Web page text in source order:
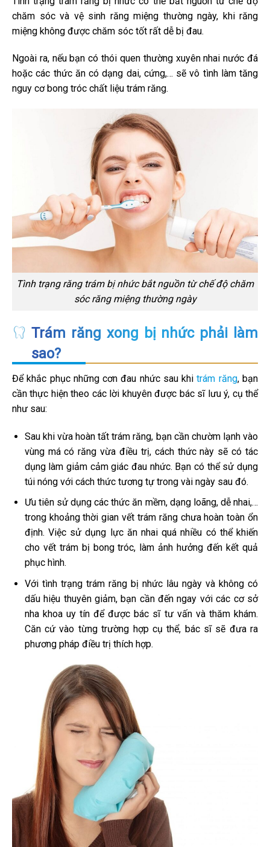
chăm sóc và vệ sinh răng miệng thường ngày, khi răng
miệng không được chăm sóc tốt rất dễ bị đau.
Ngoài ra, nếu bạn có thói quen thường xuyên nhai nước đá
hoặc các thức ăn có dạng dai, cứng,… sẽ vô tình làm tăng
nguy cơ bong tróc chất liệu trám răng.
Tình trạng răng trám bị nhức bắt nguồn từ chế độ chăm
sóc răng miệng thường ngày
Trám răng xong bị nhức phải làm
sao?
Để khắc phục những cơn đau nhức sau khitrám răng, bạn
cần thực hiện theo các lời khuyên được bác sĩ lưu ý, cụ thể
như sau:
Sau khi vừa hoàn tất trám răng, bạn cần chườm lạnh vào
vùng má có răng vừa điều trị, cách thức này sẽ có tác
dụng làm giảm cảm giác đau nhức. Bạn có thể sử dụng
túi nóng với cách thức tương tự trong vài ngày sau đó.
Ưu tiên sử dụng các thức ăn mềm, dạng loãng, dễ nhai,…
trong khoảng thời gian vết trám răng chưa hoàn toàn ổn
định. Việc sử dụng lực ăn nhai quá nhiều có thể khiến
cho vết trám bị bong tróc, làm ảnh hưởng đến kết quả
phục hình.
Với tình trạng trám răng bị nhức lâu ngày và không có
dấu hiệu thuyên giảm, bạn cần đến ngay với các cơ sở
nha khoa uy tín để được bác sĩ tư vấn và thăm khám.
Căn cứ vào từng trường hợp cụ thể, bác sĩ sẽ đưa ra
phương pháp điều trị thích hợp.